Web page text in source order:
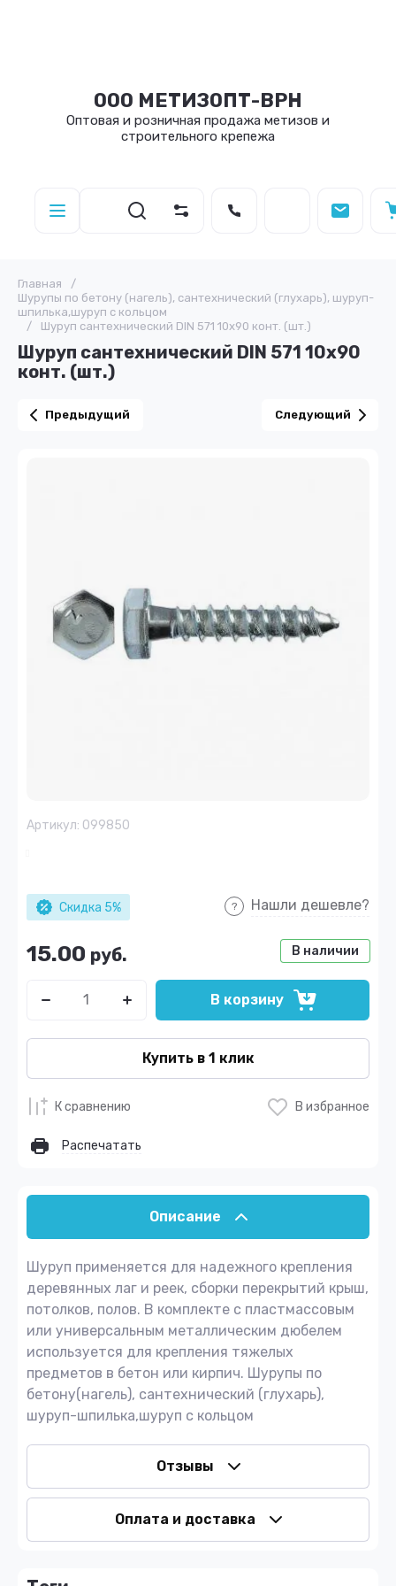
ООО МЕТИЗОПТ-ВРН
Оптовая и розничная продажа метизов и
строительного крепежа
Главная
/
Шурупы по бетону (нагель), сантехнический (глухарь), шуруп-
шпилька,шуруп с кольцом
/
Шуруп сантехнический DIN 571 10х90 конт. (шт.)
Шуруп сантехнический DIN 571 10х90
конт. (шт.)
Предыдущий Следующий
Артикул: 099850
Скидка 5% Нашли дешевле?
В наличии
15.00 руб.
В корзину
Купить в 1 клик
К сравнению В избранное
Распечатать
Описание
Шуруп применяется для надежного крепления
деревянных лаг и реек, сборки перекрытий крыш,
потолков, полов. В комплекте с пластмассовым
или универсальным металлическим дюбелем
используется для крепления тяжелых
предметов в бетон или кирпич. Шурупы по
бетону(нагель), сантехнический (глухарь),
шуруп-шпилька,шуруп с кольцом
Отзывы
Оплата и доставка